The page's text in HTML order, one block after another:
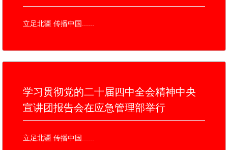
立足北疆 传播中国......
学习贯彻党的二十届四中全会精神中央
宣讲团报告会在应急管理部举行
立足北疆 传播中国......